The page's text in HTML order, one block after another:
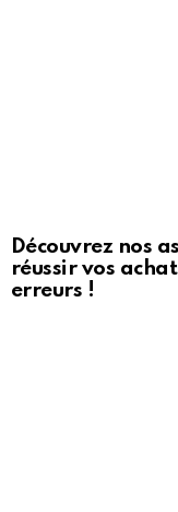
Découvrez nos
réussir vos
erreurs !